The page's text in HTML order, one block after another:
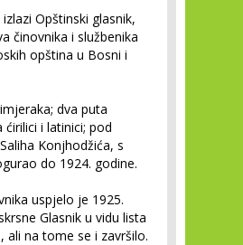
Opštinski glasnik,
činovnika i službenika
opština u Bosni i
dva puta
i latinici; pod
Konjhodžića, s
do 1924. godine.
uspjelo je 1925.
Glasnik u vidu lista
ali na tome se i završilo.